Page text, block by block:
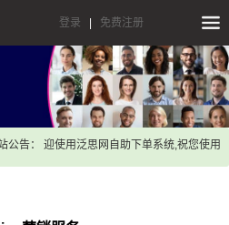
登录 免费注册
告： 迎使用泛思网自助下单系统,祝您使用愉